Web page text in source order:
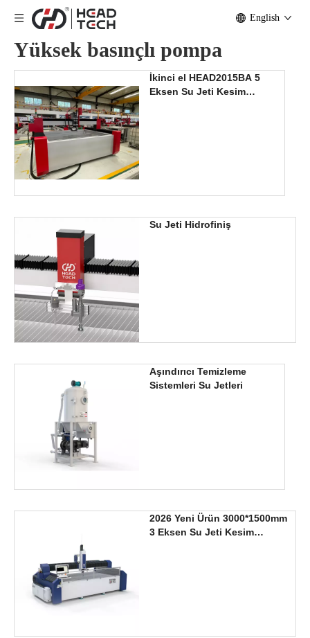
English
Yüksek basınçlı pompa
İkinci el HEAD2015BA 5
Eksen Su Jeti Kesim
Su Jeti Hidrofiniş
Aşındırıcı Temizleme
Sistemleri Su Jetleri
2026 Yeni Ürün 3000*1500mm
3 Eksen Su Jeti Kesim